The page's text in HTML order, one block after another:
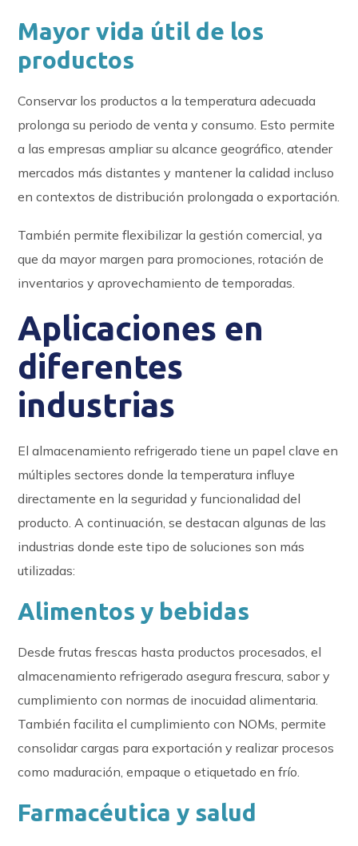
Mayor vida útil de los
productos
Conservar los productos a la temperatura adecuada
prolonga su periodo de venta y consumo. Esto permite
a las empresas ampliar su alcance geográfico, atender
mercados más distantes y mantener la calidad incluso
en contextos de distribución prolongada o exportación.
También permite flexibilizar la gestión comercial, ya
que da mayor margen para promociones, rotación de
inventarios y aprovechamiento de temporadas.
Aplicaciones en
diferentes
industrias
El almacenamiento refrigerado tiene un papel clave en
múltiples sectores donde la temperatura influye
directamente en la seguridad y funcionalidad del
producto. A continuación, se destacan algunas de las
industrias donde este tipo de soluciones son más
utilizadas:
Alimentos y bebidas
Desde frutas frescas hasta productos procesados, el
almacenamiento refrigerado asegura frescura, sabor y
cumplimiento con normas de inocuidad alimentaria.
También facilita el cumplimiento con NOMs, permite
consolidar cargas para exportación y realizar procesos
como maduración, empaque o etiquetado en frío.
Farmacéutica y salud